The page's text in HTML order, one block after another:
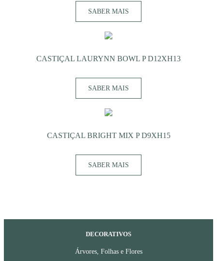
SABER MAIS
CASTIÇAL LAURYNN BOWL P D12XH13
SABER MAIS
CASTIÇAL BRIGHT MIX P D9XH15
SABER MAIS
DECORATIVOS
Árvores, Folhas e Flores